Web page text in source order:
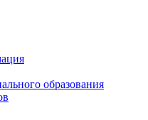
образования